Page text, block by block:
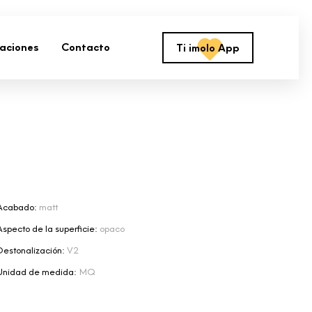
Contacto Ti imolo App
matt
de la superficie: opaco
V2
de medida: MQ